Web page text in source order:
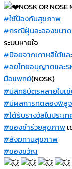
NOSK OR NOSE
#ใช้ป้องกันสุขภาพ
#กรณีฝุ่นละอองขนา
ระบบหายใจ
#มีอยจากเกาหลีใต้แล
#อยไทยอนุญาตและ
มือแพทย์(NOSK)
#มีสิทธิบัตรหลายใบเ
#มีผลการทดลองพิสู
#ได้รับรางวัลในประเ
#ของชำร่วยสุขภาพ
#สังฆทานสุขภาพ
#ของขวัญ